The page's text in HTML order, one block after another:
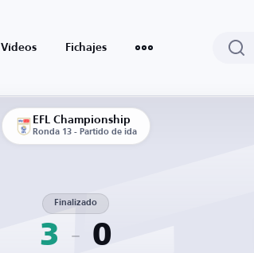
Vídeos Fichajes
EFL Championship
Ronda 13 - Partido de ida
3
Finalizado
0